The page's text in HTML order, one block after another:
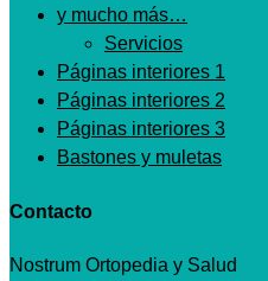
y mucho más…
Servicios
Páginas interiores 1
Páginas interiores 2
Páginas interiores 3
Bastones y muletas
Contacto
Nostrum Ortopedia y Salud